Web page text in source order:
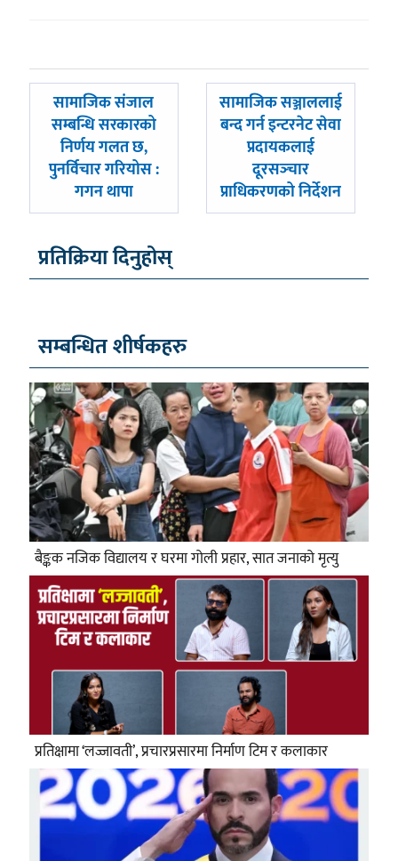
पछिल्लाे
-
सामाजिक संजाल
सम्बन्धि सरकारको
निर्णय गलत छ,
पुनर्विचार गरियोस :
गगन थापा
अघिल्लाे
-
सामाजिक सञ्जाललाई
बन्द गर्न इन्टरनेट सेवा
प्रदायकलाई
दूरसञ्‍चार
प्राधिकरणको निर्देशन
प्रतिक्रिया दिनुहोस्
सम्बन्धित शीर्षकहरु
बैङ्कक नजिक विद्यालय र घरमा गोली प्रहार, सात जनाको मृत्यु
प्रतिक्षामा ‘लज्जावती’, प्रचारप्रसारमा निर्माण टिम र कलाकार